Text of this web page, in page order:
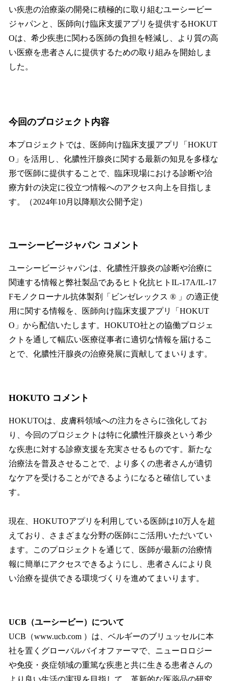
い疾患の治療薬の開発に積極的に取り組むユーシービー
ジャパンと、医師向け臨床支援アプリを提供するHOKUT
Oは、希少疾患に関わる医師の負担を軽減し、より質の高
い医療を患者さんに提供するための取り組みを開始しま
した。
今回のプロジェクト内容
本プロジェクトでは、医師向け臨床支援アプリ「HOKUT
O」を活用し、化膿性汗腺炎に関する最新の知見を多様な
形で医師に提供することで、臨床現場における診断や治
療方針の決定に役立つ情報へのアクセス向上を目指しま
す。（2024年10月以降順次公開予定）
ユーシービージャパン コメント
ユーシービージャパンは、化膿性汗腺炎の診断や治療に
関連する情報と弊社製品であるヒト化抗ヒトIL-17A/IL-17
Fモノクローナル抗体製剤「ビンゼレックス ® 」の適正使
用に関する情報を、医師向け臨床支援アプリ「HOKUT
O」から配信いたします。HOKUTO社との協働プロジェ
クトを通して幅広い医療従事者に適切な情報を届けるこ
とで、化膿性汗腺炎の治療発展に貢献してまいります。
HOKUTO コメント
HOKUTOは、皮膚科領域への注力をさらに強化してお
り、今回のプロジェクトは特に化膿性汗腺炎という希少
な疾患に対する診療支援を充実させるものです。新たな
治療法を普及させることで、より多くの患者さんが適切
なケアを受けることができるようになると確信していま
す。
現在、HOKUTOアプリを利用している医師は10万人を超
えており、さまざまな分野の医師にご活用いただいてい
ます。このプロジェクトを通じて、医師が最新の治療情
報に簡単にアクセスできるようにし、患者さんにより良
い治療を提供できる環境づくりを進めてまいります。
UCB（ユーシービー）について
UCB（www.ucb.com ）は、ベルギーのブリュッセルに本
社を置くグローバルバイオファーマで、ニューロロジー
や免疫・炎症領域の重篤な疾患と共に生きる患者さんの